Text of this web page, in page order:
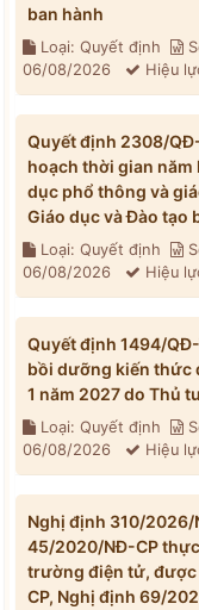
ban hành
Loại: Quyết định
06/08/2026
Hiệu
Quyết định 2308/
hoạch thời gian năm
dục phổ thông và
Giáo dục và Đào tạo
Loại: Quyết định
06/08/2026
Hiệu
Quyết định 1494/
bồi dưỡng kiến thức
1 năm 2027 do Thủ
Loại: Quyết định
06/08/2026
Hiệu
Nghị định 310/
45/2020/NĐ-CP
trường điện tử,
CP, Nghị định 69/